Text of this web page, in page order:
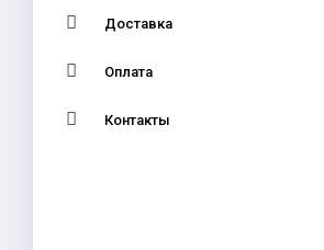
Доставка
Оплата
Контакты